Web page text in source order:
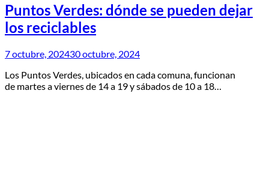
Puntos Verdes: dónde se pueden dejar
los reciclables
7 octubre, 202430 octubre, 2024
Los Puntos Verdes, ubicados en cada comuna, funcionan
de martes a viernes de 14 a 19 y sábados de 10 a 18…